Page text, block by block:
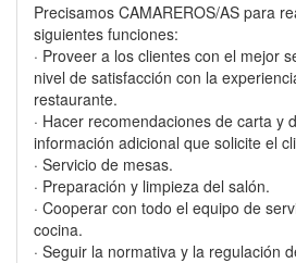
Precisamos CAMAREROS/AS para
siguientes funciones:
· Proveer a los clientes con el mejor
nivel de satisfacción con la
restaurante.
· Hacer recomendaciones de carta y
información adicional que solicite el
· Servicio de mesas.
· Preparación y limpieza del salón.
· Cooperar con todo el equipo de
cocina.
· Seguir la normativa y la regulación